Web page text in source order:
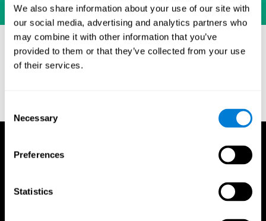
We also share information about your use of our site with
our social media, advertising and analytics partners who
may combine it with other information that you’ve
provided to them or that they’ve collected from your use
of their services.
Selection
Necessary
Preferences
Statistics
Referências
Eriksen, B. A.; Eriksen, C. W. (1974). "Effects of noise letters upon
identification of a target letter in a non- search task". Perception